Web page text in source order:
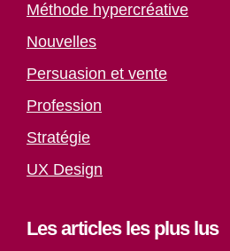
Méthode hypercréative
Nouvelles
Persuasion et vente
Profession
Stratégie
UX Design
Les articles les plus lus